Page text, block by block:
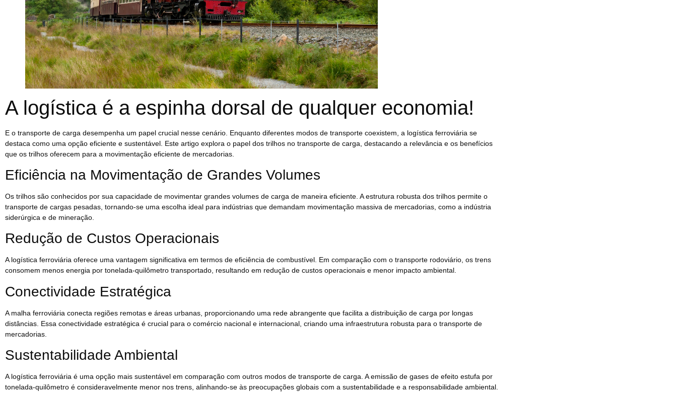
A logística é a espinha dorsal de qualquer economia!
E o transporte de carga desempenha um papel crucial nesse cenário. Enquanto diferentes modos de transporte coexistem, a logística ferroviária se
destaca como uma opção eficiente e sustentável. Este artigo explora o papel dos trilhos no transporte de carga, destacando a relevância e os benefícios
que os trilhos oferecem para a movimentação eficiente de mercadorias.
Eficiência na Movimentação de Grandes Volumes
Os trilhos são conhecidos por sua capacidade de movimentar grandes volumes de carga de maneira eficiente. A estrutura robusta dos trilhos permite o
transporte de cargas pesadas, tornando-se uma escolha ideal para indústrias que demandam movimentação massiva de mercadorias, como a indústria
siderúrgica e de mineração.
Redução de Custos Operacionais
A logística ferroviária oferece uma vantagem significativa em termos de eficiência de combustível. Em comparação com o transporte rodoviário, os trens
consomem menos energia por tonelada-quilômetro transportado, resultando em redução de custos operacionais e menor impacto ambiental.
Conectividade Estratégica
A malha ferroviária conecta regiões remotas e áreas urbanas, proporcionando uma rede abrangente que facilita a distribuição de carga por longas
distâncias. Essa conectividade estratégica é crucial para o comércio nacional e internacional, criando uma infraestrutura robusta para o transporte de
mercadorias.
Sustentabilidade Ambiental
A logística ferroviária é uma opção mais sustentável em comparação com outros modos de transporte de carga. A emissão de gases de efeito estufa por
tonelada-quilômetro é consideravelmente menor nos trens, alinhando-se às preocupações globais com a sustentabilidade e a responsabilidade ambiental.